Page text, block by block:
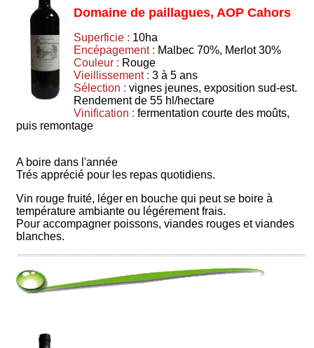
Domaine de paillagues, AOP Cahors
Superficie : 10ha
Encépagement : Malbec 70%, Merlot 30%
Couleur : Rouge
Vieillissement : 3 à 5 ans
Sélection : vignes jeunes, exposition sud-est.
Rendement de 55 hl/hectare
Vinification : fermentation courte des moûts,
puis remontage
A boire dans l'année
Trés apprécié pour les repas quotidiens.
Vin rouge fruité, léger en bouche qui peut se boire à
température ambiante ou légérement frais.
Pour accompagner poissons, viandes rouges et viandes
blanches.